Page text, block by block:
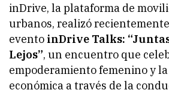
inDrive, la plataforma de
urbanos, realizó
evento inDrive Talks:
Lejos”, un encuentro que
empoderamiento femenino y
económica a través de la